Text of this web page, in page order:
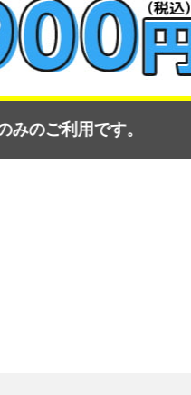
🍦 ＯＳシネマズでしか味